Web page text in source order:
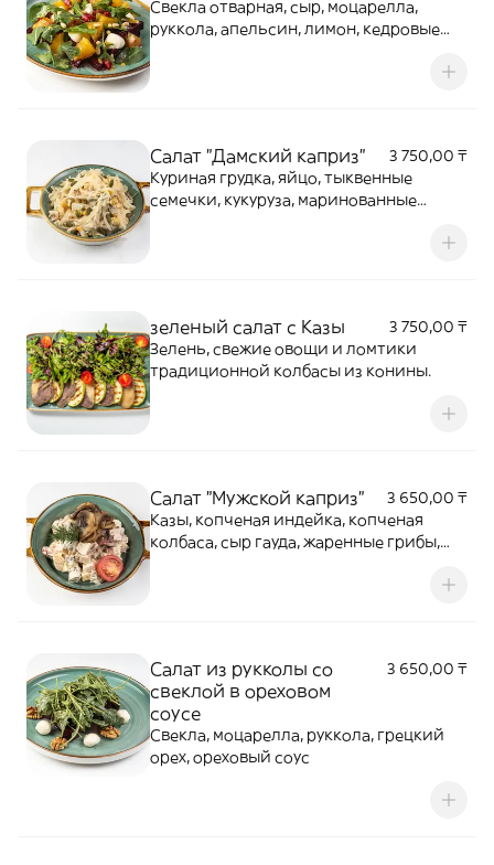
Свекла отварная, сыр, моцарелла,
руккола, апельсин, лимон, кедровые
Салат "Дамский каприз"
3 750,00 ₸
Куриная грудка, яйцо, тыквенные
семечки, кукуруза, маринованные
зеленый салат с Казы
3 750,00 ₸
Зелень, свежие овощи и ломтики
традиционной колбасы из конины.
Салат "Мужской каприз"
3 650,00 ₸
Казы, копченая индейка, копченая
колбаса, сыр гауда, жаренные грибы,
Салат из рукколы со
свеклой в ореховом
соусе
3 650,00 ₸
Свекла, моцарелла, руккола, грецкий
орех, ореховый соус